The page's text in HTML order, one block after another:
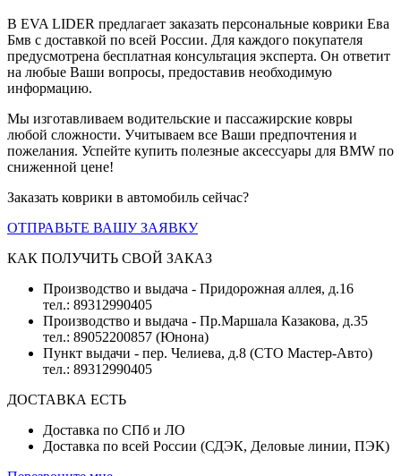
В EVA LIDER предлагает заказать персональные коврики Ева
Бмв с доставкой по всей России. Для каждого покупателя
предусмотрена бесплатная консультация эксперта. Он ответит
на любые Ваши вопросы, предоставив необходимую
информацию.
Мы изготавливаем водительские и пассажирские ковры
любой сложности. Учитываем все Ваши предпочтения и
пожелания. Успейте купить полезные аксессуары для BMW по
сниженной цене!
Заказать коврики в автомобиль сейчас?
ОТПРАВЬТЕ ВАШУ ЗАЯВКУ
КАК ПОЛУЧИТЬ СВОЙ ЗАКАЗ
Производство и выдача - Придорожная аллея, д.16
тел.: 89312990405
Производство и выдача - Пр.Маршала Казакова, д.35
тел.: 89052200857 (Юнона)
Пункт выдачи - пер. Челиева, д.8 (СТО Мастер-Авто)
тел.: 89312990405
ДОСТАВКА ЕСТЬ
Доставка по СПб и ЛО
Доставка по всей России (СДЭК, Деловые линии, ПЭК)